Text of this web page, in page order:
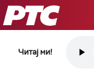
РТС
Читај ми!